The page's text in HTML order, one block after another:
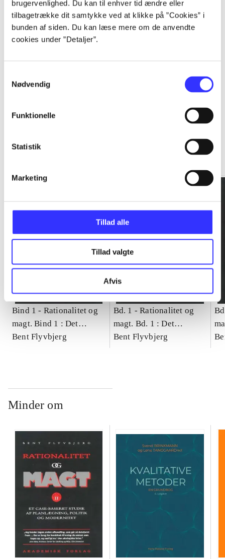
brugervenlighed. Du kan til enhver tid ændre eller
tilbagetrække dit samtykke ved at klikke på ”Cookies” i
bunden af siden. Du kan læse mere om de anvendte
cookies under ”Detaljer”.
Nødvendig
Funktionelle
Statistik
Marketing
Tillad alle
Tillad valgte
Afvis
...
Bind 1 - Rationalitet og
magt. Bind 1 : Det
konkretes videnskab
Bent Flyvbjerg
Bd. 1 -Rationalitet og
magt. Bd. 1 : Det
konkretes videnskab
Bent Flyvbjerg
Minder om